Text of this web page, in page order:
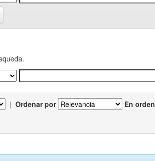
| Ordenar por En orden